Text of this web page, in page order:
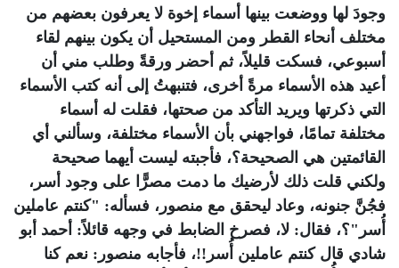
وجودَ لها ووضعت بينها أسماء إخوة لا يعرفون بعضهم من
مختلف أنحاء القطر ومن المستحيل أن يكون بينهم لقاء
أسبوعي، فسكت قليلاً، ثم أحضر ورقةً وطلب مني أن
أعيد هذه الأسماء مرةً أخرى، فتنبهتُ إلى أنه كتب الأسماء
التي ذكرتها ويريد التأكد من صحتها، فقلت له أسماء
مختلفة تمامًا، فواجهني بأن الأسماء مختلفة، وسألني أي
القائمتين هي الصحيحة؟، فأجبته ليست أيهما صحيحة
ولكني قلت ذلك لأرضيك ما دمت مصرًّا على وجود أسر،
فجُنَّ جنونه، وعاد ليحقق مع منصور، فسأله: "كنتم عاملين
أُسر"؟، فقال: لا، فصرخ الضابط في وجهه قائلاً: أحمد أبو
شادي قال كنتم عاملين أُسر!!، فأجابه منصور: نعم كنا